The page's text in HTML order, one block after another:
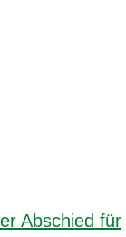
Abschied für